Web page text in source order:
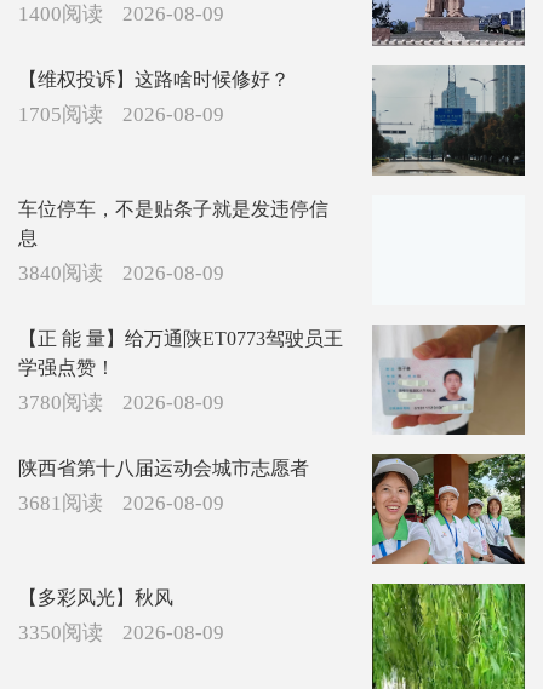
1400阅读 2026-08-09
【维权投诉】这路啥时候修好？
1705阅读 2026-08-09
车位停车，不是贴条子就是发违停信
息
3840阅读 2026-08-09
【正 能 量】给万通陕ET0773驾驶员王
学强点赞！
3780阅读 2026-08-09
陕西省第十八届运动会城市志愿者
3681阅读 2026-08-09
【多彩风光】秋风
3350阅读 2026-08-09